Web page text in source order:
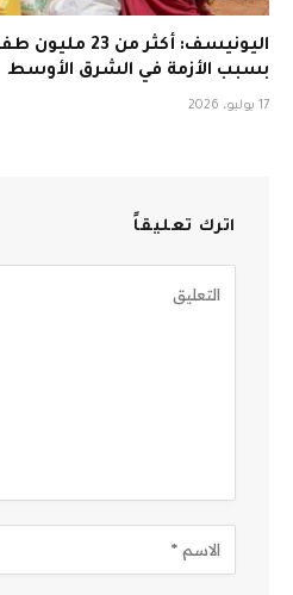
اليونيسف:
بسبب الأزمة في الشرق الأوسط
17 يوليو، 2026
اترك تعليقاً